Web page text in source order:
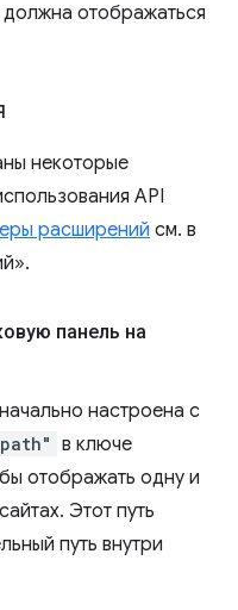
должна отображаться
некоторые
API
расширений см. в
панель на
настроена с
в ключе
отображать одну и
Этот путь
путь внутри